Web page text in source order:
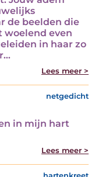
de beelden die
woelend even
in haar zo
Lees meer >
netgedicht
in mijn hart
Lees meer >